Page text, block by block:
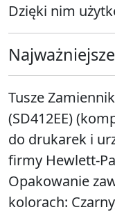
Dzięki nim
Tusze
(SD412EE)
do drukarek i
firmy Hewlett-
Opakowanie
kolorach: